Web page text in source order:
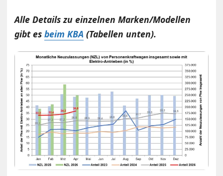
Alle Details zu einzelnen Marken/Modellen
gibt esbeim KBA (Tabellen unten).